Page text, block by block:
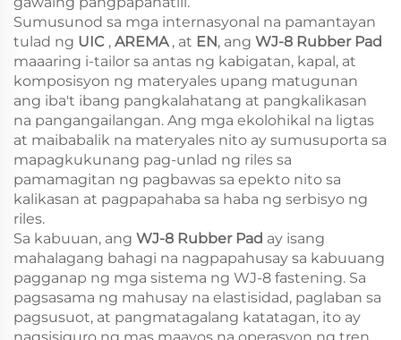
Sumusunod sa mga internasyonal na pamantayan
tulad ng UIC , AREMA , at EN, ang WJ-8 Rubber Pad
maaaring i-tailor sa antas ng kabigatan, kapal, at
komposisyon ng materyales upang matugunan
ang iba't ibang pangkalahatang at pangkalikasan
na pangangailangan. Ang mga ekolohikal na ligtas
at maibabalik na materyales nito ay sumusuporta sa
mapagkukunang pag-unlad ng riles sa
pamamagitan ng pagbawas sa epekto nito sa
kalikasan at pagpapahaba sa haba ng serbisyo ng
riles.
Sa kabuuan, ang WJ-8 Rubber Pad ay isang
mahalagang bahagi na nagpapahusay sa kabuuang
pagganap ng mga sistema ng WJ-8 fastening. Sa
pagsasama ng mahusay na elastisidad, paglaban sa
pagsusuot, at pangmatagalang katatagan, ito ay
nagsisiguro ng mas maayos na operasyon ng tren,